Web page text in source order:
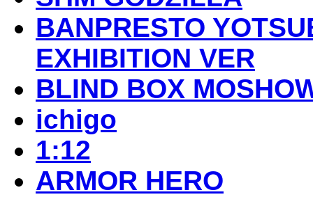
BANPRESTO
EXHIBITION VER
BLIND BOX
ichigo
1:12
ARMOR HERO